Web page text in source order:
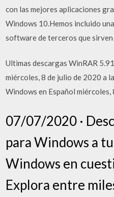
con las mejores aplicaciones
Windows 10.Hemos incluido
software de terceros que sirven
Ultimas descargas WinRAR
miércoles, 8 de julio de 2020 a
Windows en Español miércoles,
07/07/2020 ·
para Windows a
Windows en
Explora entre